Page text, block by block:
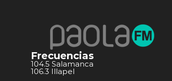
Frecuencias
104.5 Salamanca
106.3 Illapel